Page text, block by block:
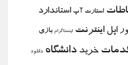
استارت آپ استاندارد
اپل اینترنت اینستاگرام بازی
خرید دانشگاه دانلود